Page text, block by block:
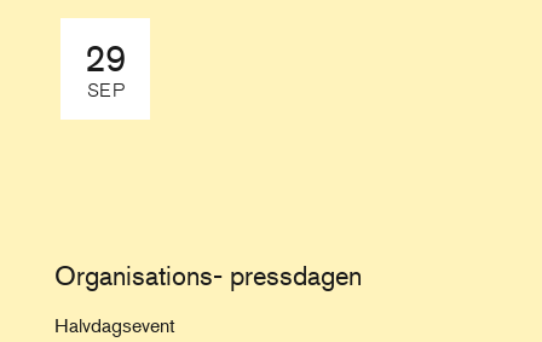
29
SEP
Organisations- pressdagen
Halvdagsevent